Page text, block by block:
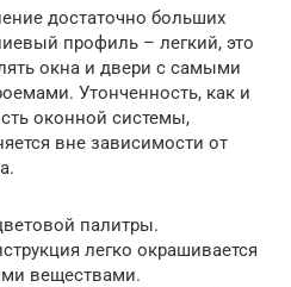
достаточно больших
профиль – легкий, это
окна и двери с самыми
Утонченность, как и
оконной системы,
вне зависимости от
палитры.
легко окрашивается
веществами.